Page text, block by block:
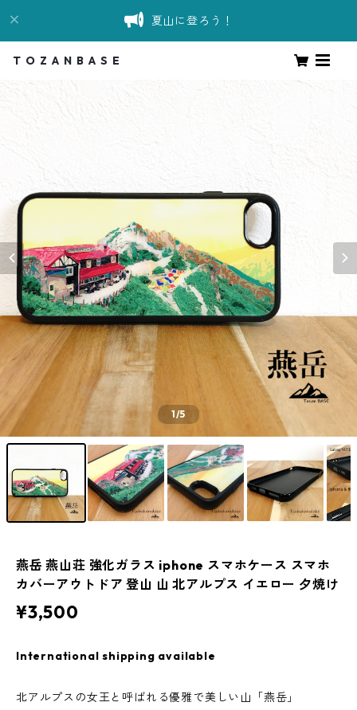
夏山に登ろう！
T O Z A N B A S E
1/5
燕岳 燕山荘 強化ガラス iphone スマホケース スマホ
カバーアウトドア 登山 山 北アルプス イエロー 夕焼け
¥3,500
International shipping available
北アルプスの女王と呼ばれる優雅で美しい山「燕岳」